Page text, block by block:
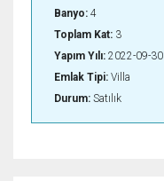
Banyo: 4
Toplam Kat: 3
Yapım Yılı: 2022-09-30
Emlak Tipi: Villa
Durum: Satılık